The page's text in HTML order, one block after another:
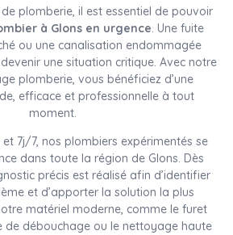
plomberie, il est essentiel de pouvoir
à Glons en urgence. Une fuite
ou une canalisation endommagée
une situation critique. Avec notre
plomberie, vous bénéficiez d’une
efficace et professionnelle à tout
moment.
7j/7, nos plombiers expérimentés se
dans toute la région de Glons. Dès
précis est réalisé afin d’identifier
et d’apporter la solution la plus
matériel moderne, comme le furet
de débouchage ou le nettoyage haute